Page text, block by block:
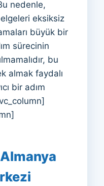
nedenle,
eksiksiz
büyük bir
sürecinin
bu
almak faydalı
bir adım